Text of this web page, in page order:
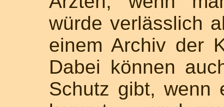
würde verlässlich
einem Archiv der
Dabei können
Schutz gibt, wenn